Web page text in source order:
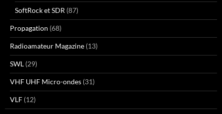
SoftRock et SDR (87)
Propagation (68)
Radioamateur Magazine (13)
SWL (29)
VHF UHF Micro-ondes (31)
VLF (12)